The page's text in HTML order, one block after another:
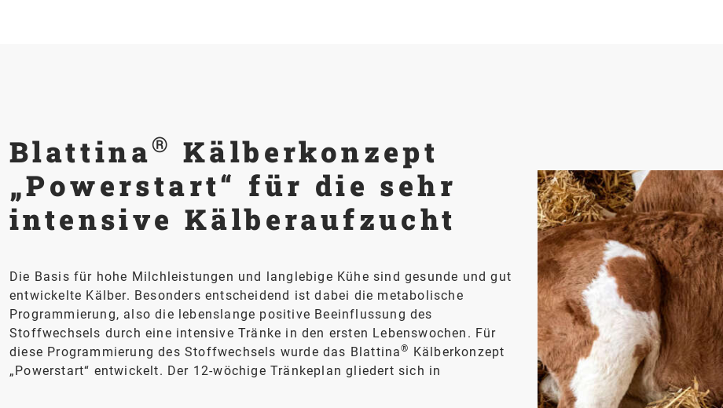
Blattina® Kälberkonzept
„Powerstart“ für die sehr
intensive Kälberaufzucht
Die Basis für hohe Milchleistungen und langlebige Kühe sind gesunde und gut
entwickelte Kälber. Besonders entscheidend ist dabei die metabolische
Programmierung, also die lebenslange positive Beeinflussung des
Stoffwechsels durch eine intensive Tränke in den ersten Lebenswochen. Für
diese Programmierung des Stoffwechsels wurde das Blattina®
Kälberkonzept
„Powerstart“ entwickelt. Der 12-wöchige Tränkeplan gliedert sich in